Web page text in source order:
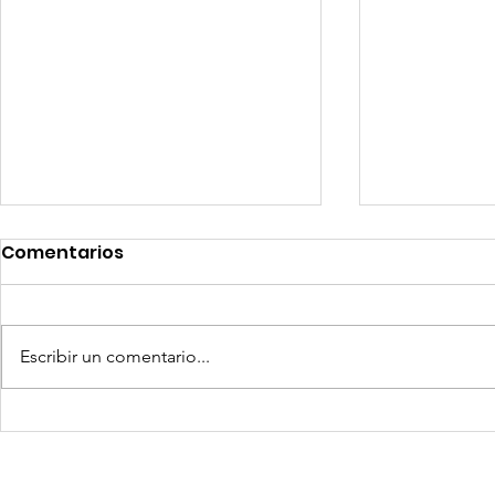
Quilla Resources US$ 25
Aceros
Comentarios
Escribir un comentario...